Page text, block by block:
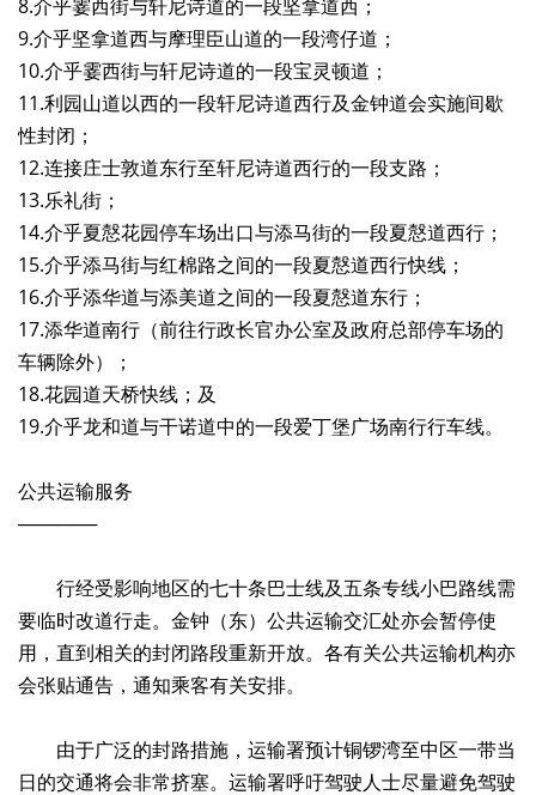
8.介乎霎西街与轩尼诗道的一段坚拿道西；
9.介乎坚拿道西与摩理臣山道的一段湾仔道；
10.介乎霎西街与轩尼诗道的一段宝灵顿道；
11.利园山道以西的一段轩尼诗道西行及金钟道会实施间歇
性封闭；
12.连接庄士敦道东行至轩尼诗道西行的一段支路；
13.乐礼街；
14.介乎夏慤花园停车场出口与添马街的一段夏慤道西行；
15.介乎添马街与红棉路之间的一段夏慤道西行快线；
16.介乎添华道与添美道之间的一段夏慤道东行；
17.添华道南行（前往行政长官办公室及政府总部停车场的
车辆除外）；
18.花园道天桥快线；及
19.介乎龙和道与干诺道中的一段爱丁堡广场南行行车线。
公共运输服务
──────
行经受影响地区的七十条巴士线及五条专线小巴路线需
要临时改道行走。金钟（东）公共运输交汇处亦会暂停使
用，直到相关的封闭路段重新开放。各有关公共运输机构亦
会张贴通告，通知乘客有关安排。
由于广泛的封路措施，运输署预计铜锣湾至中区一带当
日的交通将会非常挤塞。运输署呼吁驾驶人士尽量避免驾驶